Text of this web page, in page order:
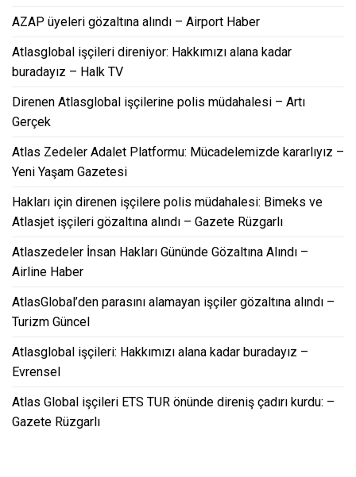
AZAP üyeleri gözaltına alındı – Airport Haber
Atlasglobal işçileri direniyor: Hakkımızı alana kadar
buradayız – Halk TV
Direnen Atlasglobal işçilerine polis müdahalesi – Artı
Gerçek
Atlas Zedeler Adalet Platformu: Mücadelemizde kararlıyız –
Yeni Yaşam Gazetesi
Hakları için direnen işçilere polis müdahalesi: Bimeks ve
Atlasjet işçileri gözaltına alındı – Gazete Rüzgarlı
Atlaszedeler İnsan Hakları Gününde Gözaltına Alındı –
Airline Haber
AtlasGlobal’den parasını alamayan işçiler gözaltına alındı –
Turizm Güncel
Atlasglobal işçileri: Hakkımızı alana kadar buradayız –
Evrensel
Atlas Global işçileri ETS TUR önünde direniş çadırı kurdu: –
Gazete Rüzgarlı